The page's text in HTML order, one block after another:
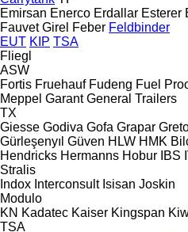
Emirsan Enerco Erdallar Esterer
Fauvet Girel Feber Feldbinder
EUT KIP TSA
Fliegl
ASW
Fortis Fruehauf Fudeng Fuel
Meppel Garant General Trailers
TX
Giesse Godiva Gofa Grapar
Gürleşenyıl Güven HLW HMK
Hendricks Hermanns Hobur IBS
Stralis
Indox Interconsult Isisan Joskin
Modulo
KN Kadatec Kaiser Kingspan
TSA